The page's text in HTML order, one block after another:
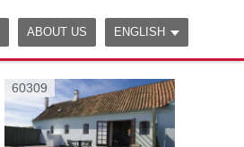
ABOUT US ENGLISH
60309